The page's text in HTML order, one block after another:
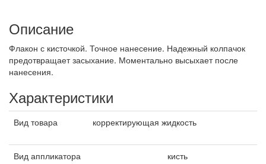
Описание
Флакон с кисточкой. Точное нанесение. Надежный колпачок
предотвращает засыхание. Моментально высыхает после
нанесения.
Характеристики
Вид товара корректирующая жидкость
Вид аппликатора кисть